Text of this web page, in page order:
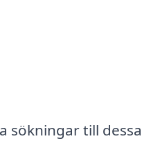
sökningar till dessa